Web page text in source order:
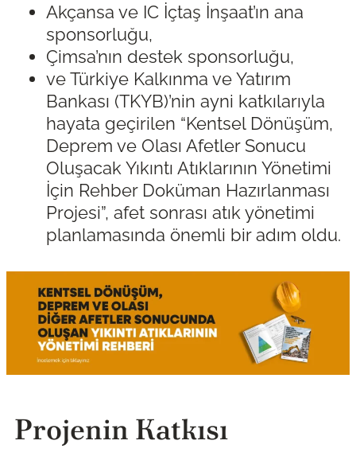
Akçansa ve IC İçtaş İnşaat’ın ana
sponsorluğu,
Çimsa’nın destek sponsorluğu,
ve Türkiye Kalkınma ve Yatırım
Bankası (TKYB)’nin ayni katkılarıyla
hayata geçirilen “Kentsel Dönüşüm,
Deprem ve Olası Afetler Sonucu
Oluşacak Yıkıntı Atıklarının Yönetimi
İçin Rehber Doküman Hazırlanması
Projesi”, afet sonrası atık yönetimi
planlamasında önemli bir adım oldu.
Projenin Katkısı